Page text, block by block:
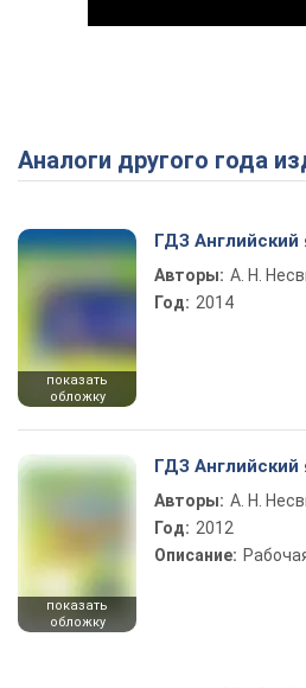
Аналоги другого года
показать
обложку
ГДЗ Английский
Авторы: А. Н.
Год: 2014
показать
обложку
ГДЗ Английский
Авторы: А. Н.
Год: 2012
Описание: